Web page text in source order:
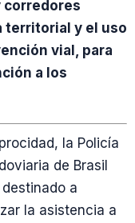
corredores
y el uso
vial, para
a los
la Policía
de Brasil
a
la asistencia a